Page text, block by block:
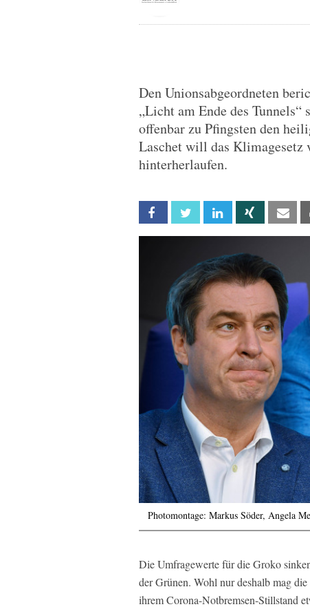
Den Unionsabgeordneten
„Licht am Ende des Tunnels“
offenbar zu Pfingsten den
Laschet will das Klimagesetz
hinterherlaufen.
Facebook Twitter Linkedin Xing
Photomontage: Markus Söder, Angela
Die Umfragewerte für die Groko
der Grünen. Wohl nur deshalb mag
ihrem Corona-Notbremsen-Stillstand